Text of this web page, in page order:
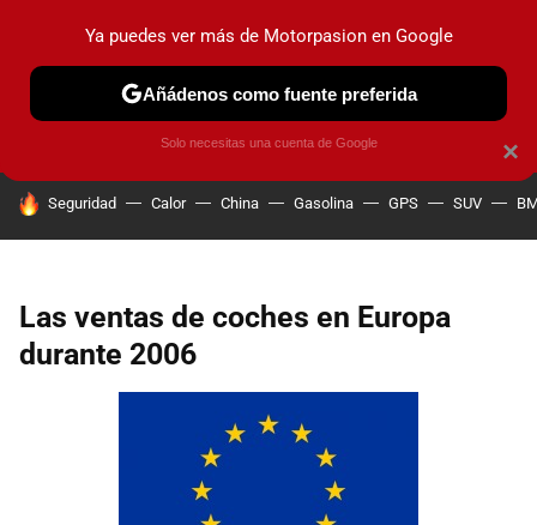
PRUEBAS COCHES ELÉCTRICOS OBSERVATORIO
HOY SE HABLA DE
Seguridad Calor China Gasolina GPS SUV
Las ventas de coches en Europa
durante 2006
×
Ya puedes ver más de Motorpasion en Google
Añádenos como fuente preferida
Solo necesitas una cuenta de Google